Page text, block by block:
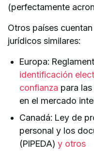
(perfectamente
Otros países
jurídicos similares:
Europa:
identificación
confianza para
en el mercado
Canadá: Ley de
personal y los
(PIPEDA) y otros